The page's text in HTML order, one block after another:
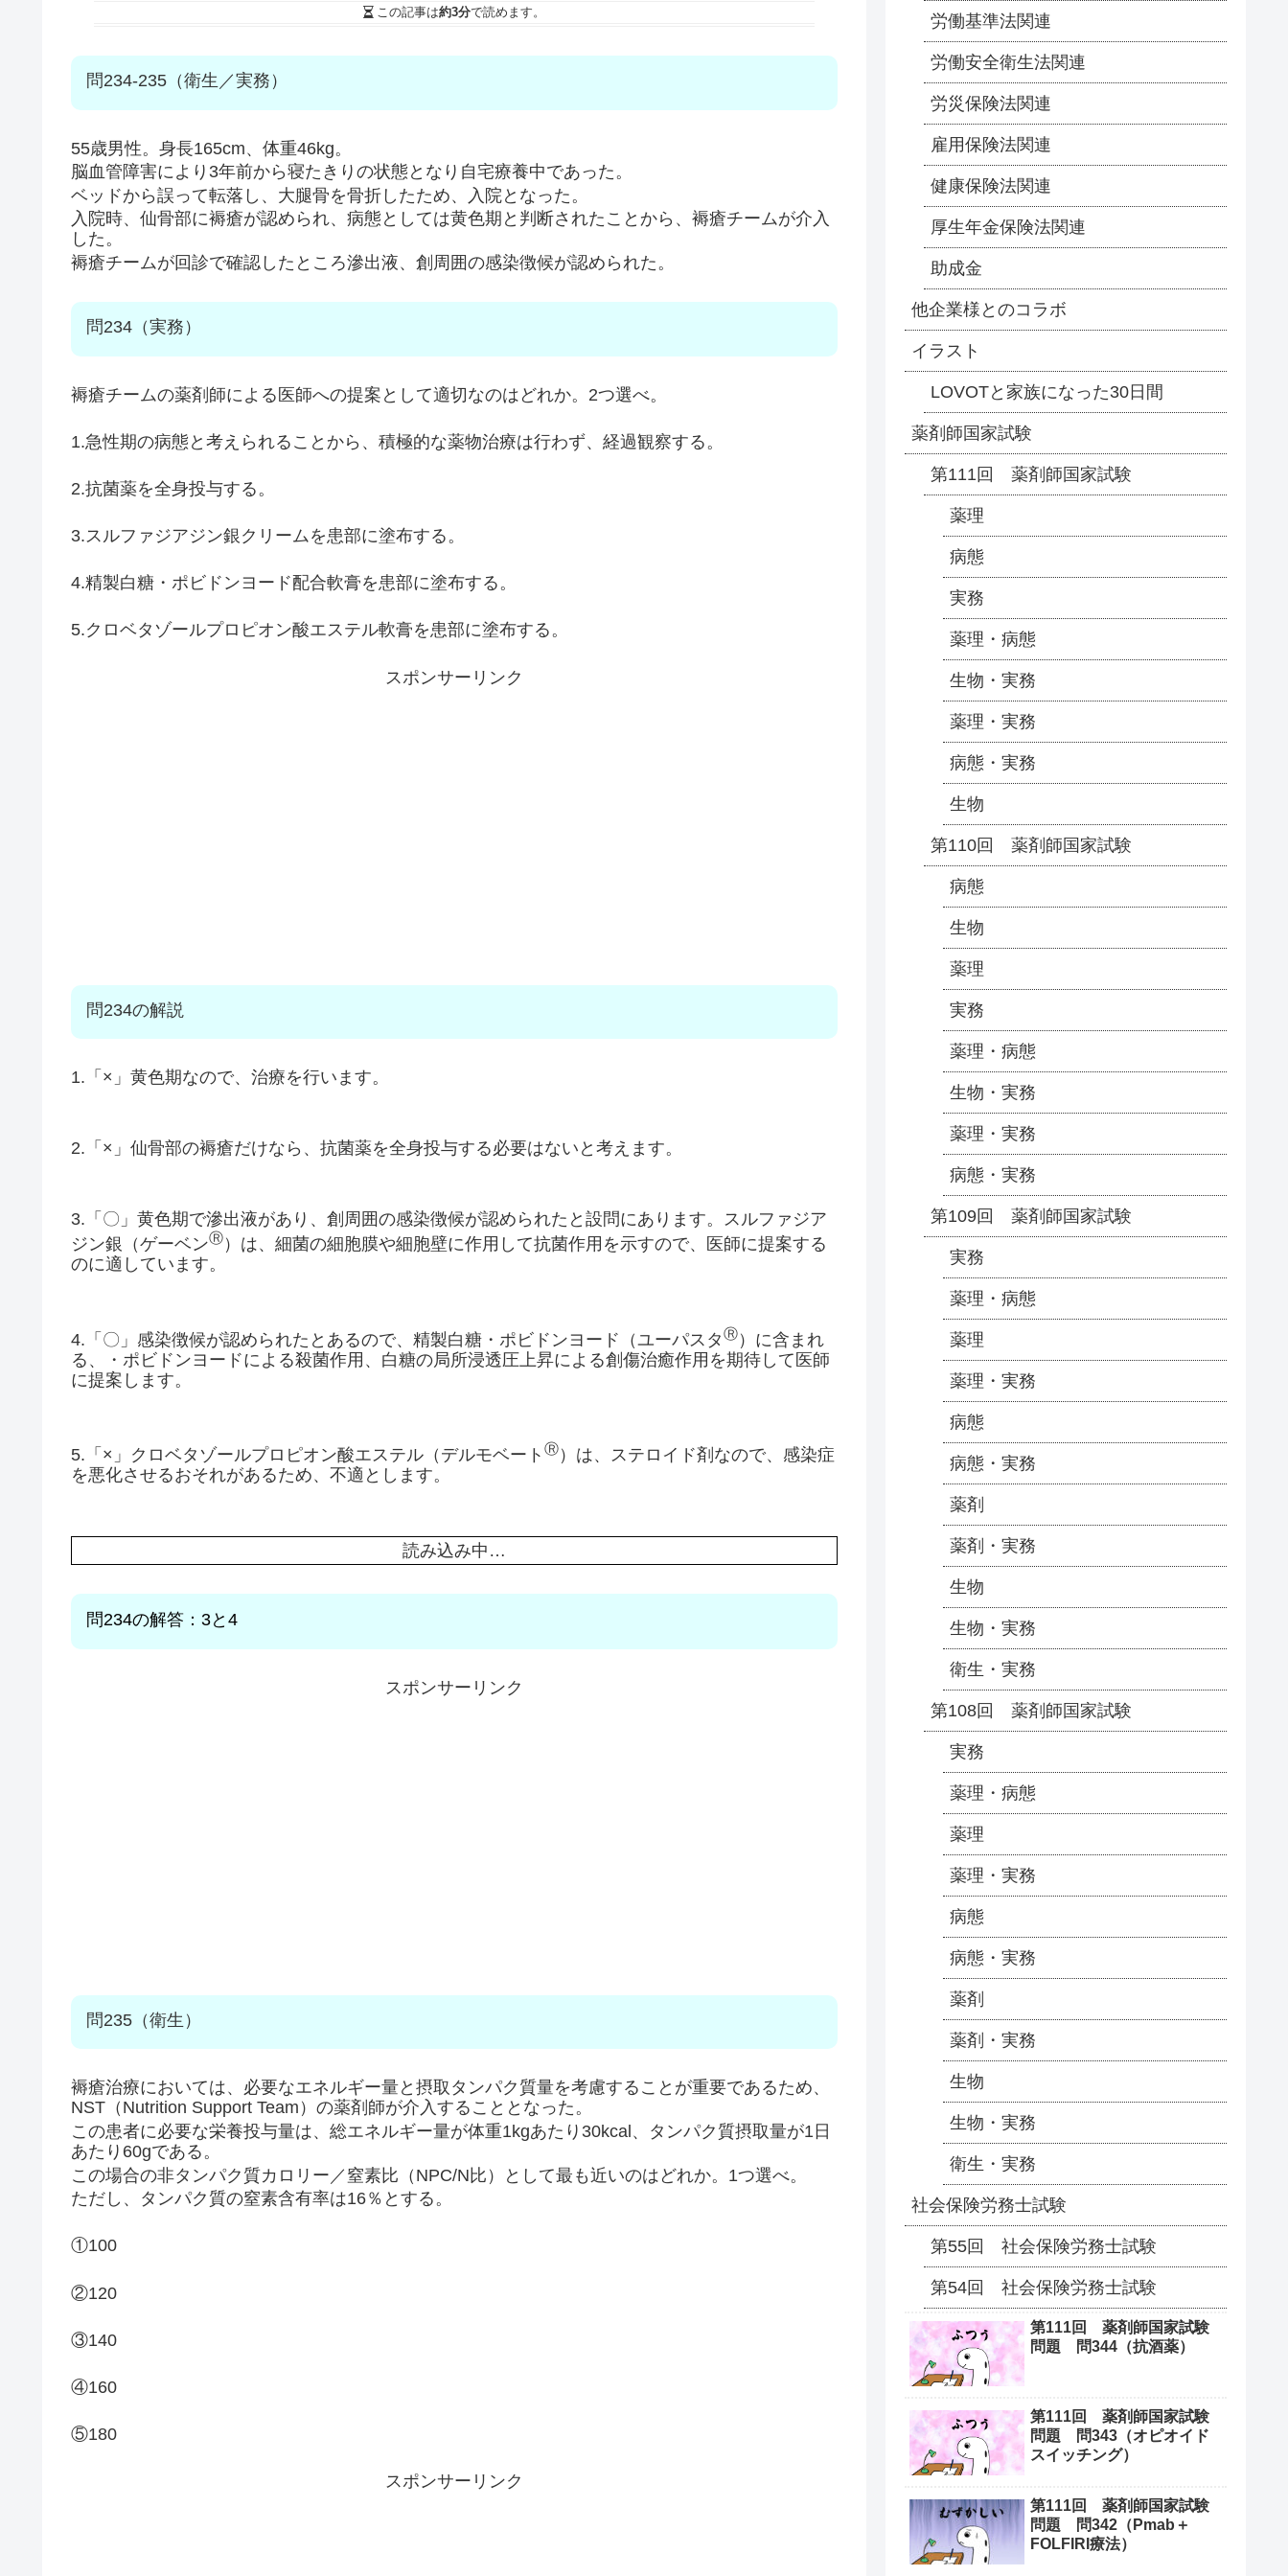
この記事は約3分で読めます。
問234-235（衛生／実務）
55歳男性。身長165cm、体重46kg。
脳血管障害により3年前から寝たきりの状態となり自宅療養中であった。
ベッドから誤って転落し、大腿骨を骨折したため、入院となった。
入院時、仙骨部に褥瘡が認められ、病態としては黄色期と判断されたことから、褥瘡チームが介入
した。
褥瘡チームが回診で確認したところ滲出液、創周囲の感染徴候が認められた。
問234（実務）
褥瘡チームの薬剤師による医師への提案として適切なのはどれか。2つ選べ。
1.急性期の病態と考えられることから、積極的な薬物治療は行わず、経過観察する。
2.抗菌薬を全身投与する。
3.スルファジアジン銀クリームを患部に塗布する。
4.精製白糖・ポビドンヨード配合軟膏を患部に塗布する。
5.クロベタゾールプロピオン酸エステル軟膏を患部に塗布する。
スポンサーリンク
問234の解説
1.「×」黄色期なので、治療を行います。
2.「×」仙骨部の褥瘡だけなら、抗菌薬を全身投与する必要はないと考えます。
3.「〇」黄色期で滲出液があり、創周囲の感染徴候が認められたと設問にあります。スルファジア
ジン銀（ゲーベンⓇ）は、細菌の細胞膜や細胞壁に作用して抗菌作用を示すので、医師に提案する
のに適しています。
4.「〇」感染徴候が認められたとあるので、精製白糖・ポビドンヨード（ユーパスタⓇ）に含まれ
る、・ポビドンヨードによる殺菌作用、白糖の局所浸透圧上昇による創傷治癒作用を期待して医師
に提案します。
5.「×」クロベタゾールプロピオン酸エステル（デルモベート Ⓡ）は、ステロイド剤なので、感染症
を悪化させるおそれがあるため、不適とします。
読み込み中…
問234の解答：3と4
スポンサーリンク
問235（衛生）
褥瘡治療においては、必要なエネルギー量と摂取タンパク質量を考慮することが重要であるため、
NST（Nutrition Support Team）の薬剤師が介入することとなった。
この患者に必要な栄養投与量は、総エネルギー量が体重1kgあたり30kcal、タンパク質摂取量が1日
あたり60gである。
この場合の非タンパク質カロリー／窒素比（NPC/N比）として最も近いのはどれか。1つ選べ。
ただし、タンパク質の窒素含有率は16％とする。
①100
②120
③140
④160
⑤180
スポンサーリンク
労働基準法関連
労働安全衛生法関連
労災保険法関連
雇用保険法関連
健康保険法関連
厚生年金保険法関連
助成金
他企業様とのコラボ
イラスト
LOVOTと家族になった30日間
薬剤師国家試験
第111回 薬剤師国家試験
薬理
病態
実務
薬理・病態
生物・実務
薬理・実務
病態・実務
生物
第110回 薬剤師国家試験
病態
生物
薬理
実務
薬理・病態
生物・実務
薬理・実務
病態・実務
第109回 薬剤師国家試験
実務
薬理・病態
薬理
薬理・実務
病態
病態・実務
薬剤
薬剤・実務
生物
生物・実務
衛生・実務
第108回 薬剤師国家試験
実務
薬理・病態
薬理
薬理・実務
病態
病態・実務
薬剤
薬剤・実務
生物
生物・実務
衛生・実務
社会保険労務士試験
第55回 社会保険労務士試験
第54回 社会保険労務士試験
第111回 薬剤師国家試験
問題 問344（抗酒薬）
第111回 薬剤師国家試験
問題 問343（オピオイド
スイッチング）
第111回 薬剤師国家試験
問題 問342（Pmab＋
FOLFIRI療法）